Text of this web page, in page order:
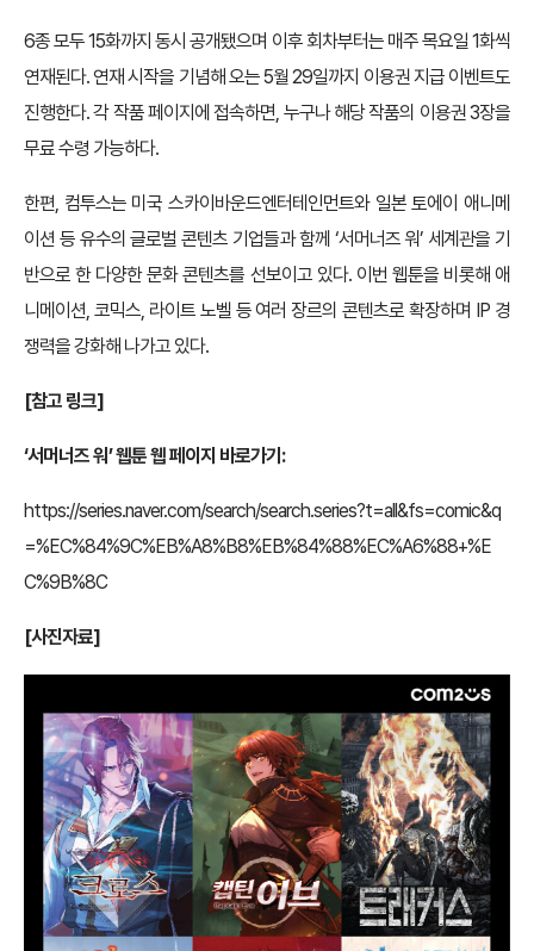
6종 모두 15화까지 동시 공개됐으며 이후 회차부터는 매주 목요일 1화씩
연재된다. 연재 시작을 기념해 오는 5월 29일까지 이용권 지급 이벤트도
진행한다. 각 작품 페이지에 접속하면, 누구나 해당 작품의 이용권 3장을
무료 수령 가능하다.
한편, 컴투스는 미국 스카이바운드엔터테인먼트와 일본 토에이 애니메
이션 등 유수의 글로벌 콘텐츠 기업들과 함께 ‘서머너즈 워’ 세계관을 기
반으로 한 다양한 문화 콘텐츠를 선보이고 있다. 이번 웹툰을 비롯해 애
니메이션, 코믹스, 라이트 노벨 등 여러 장르의 콘텐츠로 확장하며 IP 경
쟁력을 강화해 나가고 있다.
[참고 링크]
‘서머너즈 워’ 웹툰 웹 페이지 바로가기:
https://series.naver.com/search/search.series?t=all&fs=comic&q
=%EC%84%9C%EB%A8%B8%EB%84%88%EC%A6%88+%E
C%9B%8C
[사진자료]